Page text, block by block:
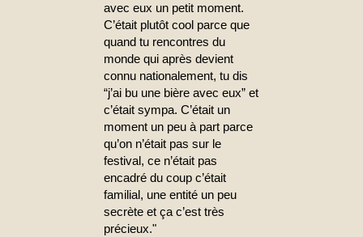
avec eux un petit moment.
C’était plutôt cool parce que
quand tu rencontres du
monde qui après devient
connu nationalement, tu dis
“j’ai bu une bière avec eux” et
c’était sympa. C’était un
moment un peu à part parce
qu’on n’était pas sur le
festival, ce n’était pas
encadré du coup c’était
familial, une entité un peu
secrète et ça c’est très
précieux."